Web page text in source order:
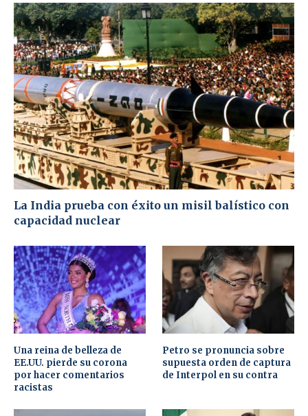
La India prueba con éxito un misil balístico con
capacidad nuclear
Una reina de belleza de
EE.UU. pierde su corona
por hacer comentarios
racistas
Petro se pronuncia sobre
supuesta orden de captura
de Interpol en su contra